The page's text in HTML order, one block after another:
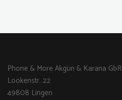
Phone & More Akgün & Karana GbR
Lookenstr. 22
49808 Lingen